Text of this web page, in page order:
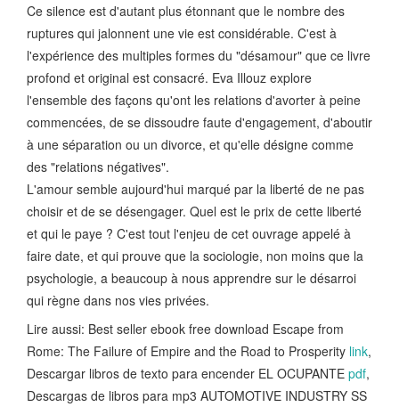
Ce silence est d'autant plus étonnant que le nombre des
ruptures qui jalonnent une vie est considérable. C'est à
l'expérience des multiples formes du "désamour" que ce livre
profond et original est consacré. Eva Illouz explore
l'ensemble des façons qu'ont les relations d'avorter à peine
commencées, de se dissoudre faute d'engagement, d'aboutir
à une séparation ou un divorce, et qu'elle désigne comme
des "relations négatives".
L'amour semble aujourd'hui marqué par la liberté de ne pas
choisir et de se désengager. Quel est le prix de cette liberté
et qui le paye ? C'est tout l'enjeu de cet ouvrage appelé à
faire date, et qui prouve que la sociologie, non moins que la
psychologie, a beaucoup à nous apprendre sur le désarroi
qui règne dans nos vies privées.
Lire aussi: Best seller ebook free download Escape from
Rome: The Failure of Empire and the Road to Prosperity link,
Descargar libros de texto para encender EL OCUPANTE pdf,
Descargas de libros para mp3 AUTOMOTIVE INDUSTRY SS